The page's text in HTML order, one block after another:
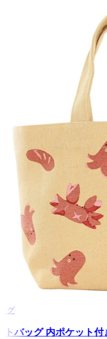
ッグ
ートバッグ 内ポケット